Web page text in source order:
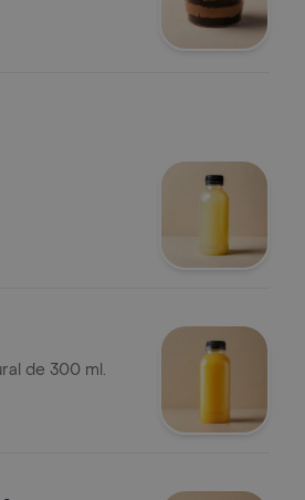
de 300 ml.